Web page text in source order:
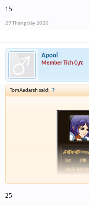
15
29 Tháng bảy 2020
Apool
Member Tích Cực
TomAadarsh said: ↑
25